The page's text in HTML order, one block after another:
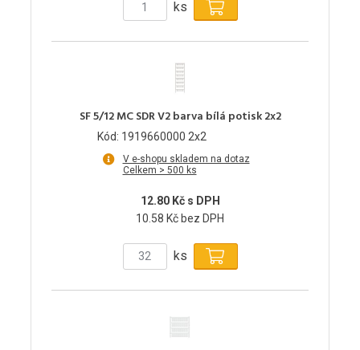
ks
SF 5/12 MC SDR V2 barva bílá potisk 2x2
Kód: 1919660000 2x2
V e-shopu skladem na dotaz
Celkem > 500 ks
12.80 Kč s DPH
10.58 Kč bez DPH
ks